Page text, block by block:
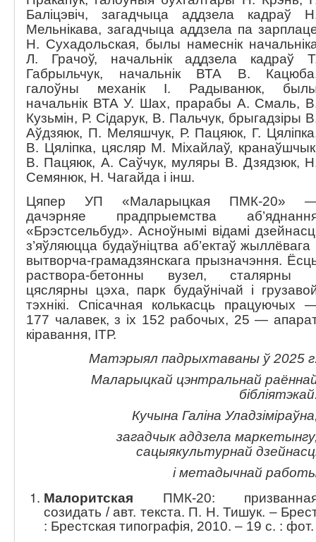
Баліцэвіч, загадчыца аддзела кадраў
Мельнікава, загадчыца аддзела па
Н. Сухадольская, былы намеснік
Л. Грачоў, начальнік аддзела кадраў
Габрыльчук, начальнік ВТА В.
галоўны механік І. Радыванюк,
начальнік ВТА У. Шах, прарабы А. Смаль,
Кузьмін, Р. Сідарук, В. Пальчук, брыгадзіры
Аўдзяюк, П. Меляшчук, Р. Пацяюк, Г.
В. Цяліпка, цясляр М. Міхайлаў,
В. Пацяюк, А. Саўчук, муляры В. Дзядзюк,
Семянюк, Н. Чагайда і інш.
Цяпер УП «Маларыцкая ПМК-20»
дачэрняе прадпрыемства
«Брэстсельбуд». Асноўнымі відамі
з’яўляюцца будаўніцтва аб’ектаў жыллёвага
вытворча-грамадзянскага прызначэння.
раствора-бетонны вузел, сталярны
цяслярны цэха, парк будаўнічай і
тэхнікі. Спісачная колькасць працуючых
177 чалавек, з іх 152 рабочых, 25 —
кіравання, ІТР.
Матэрыял падрыхтаваны ў 2025
Маларыцкай цэнтральнай
Кучына Галіна
загадчык аддзела
сацыякультурнай
і метадычнай
Малоритская ПМК-20:
созидать / авт. текста. П. Н. Тишук. –
: Брестская типографія, 2010. – 19 с. : фот.